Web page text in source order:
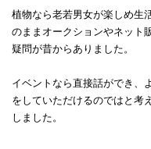
植物なら老若男女が楽しめ生
のままオークションやネット
疑問が昔からありました。
イベントなら直接話ができ、
をしていただけるのではと考
しました。